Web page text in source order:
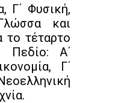
Γ΄ Φυσική,
και
το τέταρτο
Πεδίο: Α΄
Γ΄